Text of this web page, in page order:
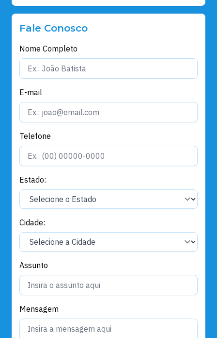
Fale Conosco
Nome Completo
E-mail
Telefone
Estado:
Cidade:
Assunto
Mensagem